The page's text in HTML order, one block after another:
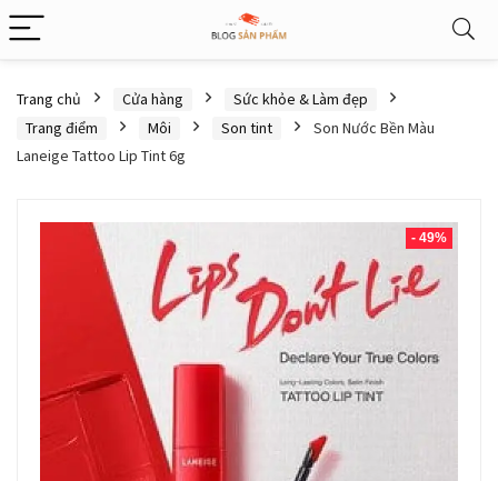
Trang chủ Cửa hàng
Sức khỏe & Làm đẹp
Trang điểm
Môi Son tint
Son Nước Bền Màu
Laneige Tattoo Lip Tint 6g
- 49%